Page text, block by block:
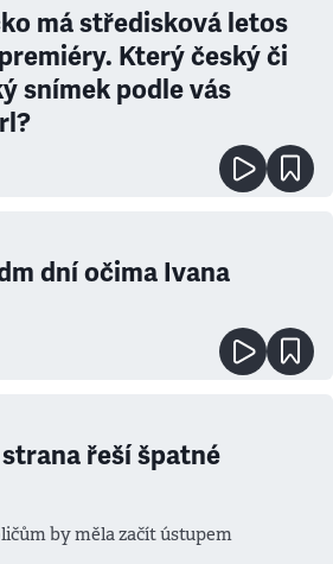
má středisková letos
Který český či
snímek podle vás
dní očima Ivana
řeší špatné
by měla začít ústupem